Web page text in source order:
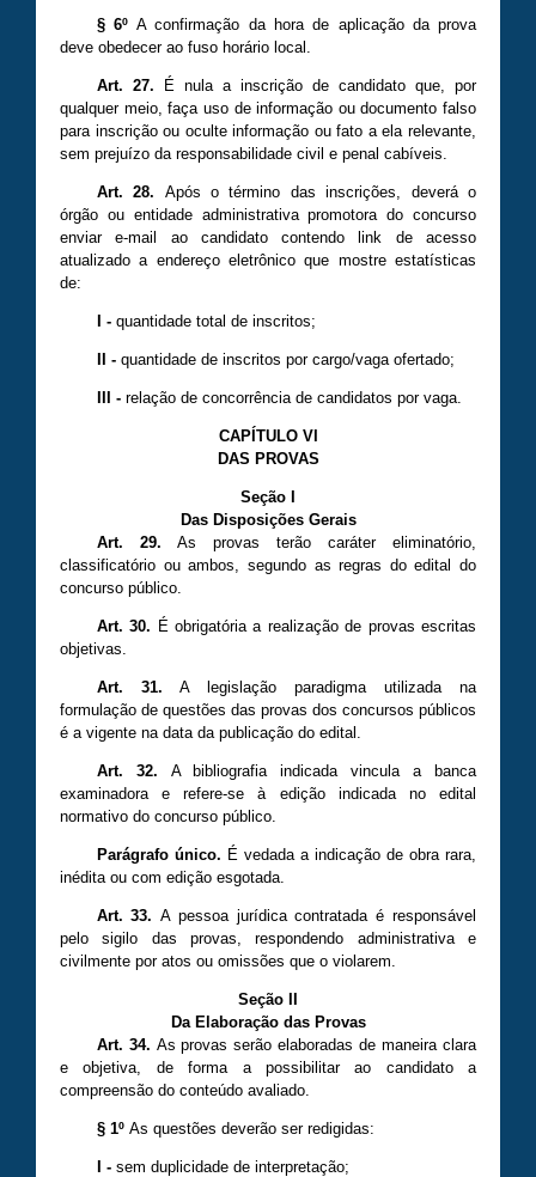
§ 6ºA confirmação da hora de aplicação da prova
deve obedecer ao fuso horário local.
Art. 27. É nula a inscrição de candidato que, por
qualquer meio, faça uso de informação ou documento falso
para inscrição ou oculte informação ou fato a ela relevante,
sem prejuízo da responsabilidade civil e penal cabíveis.
Art. 28. Após o término das inscrições, deverá o
órgão ou entidade administrativa promotora do concurso
enviar e-mail ao candidato contendo link de acesso
atualizado a endereço eletrônico que mostre estatísticas
de:
- quantidade total de inscritos;
-quantidade de inscritos por cargo/vaga ofertado;
-relação de concorrência de candidatos por vaga.
CAPÍTULO VI
DAS PROVAS
Seção I
Das Disposições Gerais
Art. 29. As provas terão caráter eliminatório,
classificatório ou ambos, segundo as regras do edital do
concurso público.
Art. 30. É obrigatória a realização de provas escritas
objetivas.
Art. 31. A legislação paradigma utilizada na
formulação de questões das provas dos concursos públicos
é a vigente na data da publicação do edital.
Art. 32. A bibliografia indicada vincula a banca
examinadora e refere-se à edição indicada no edital
normativo do concurso público.
Parágrafo único. É vedada a indicação de obra rara,
inédita ou com edição esgotada.
Art. 33. A pessoa jurídica contratada é responsável
pelo sigilo das provas, respondendo administrativa e
civilmente por atos ou omissões que o violarem.
Seção II
Da Elaboração das Provas
Art. 34. As provas serão elaboradas de maneira clara
e objetiva, de forma a possibilitar ao candidato a
compreensão do conteúdo avaliado.
§ 1ºAs questões deverão ser redigidas:
-sem duplicidade de interpretação;